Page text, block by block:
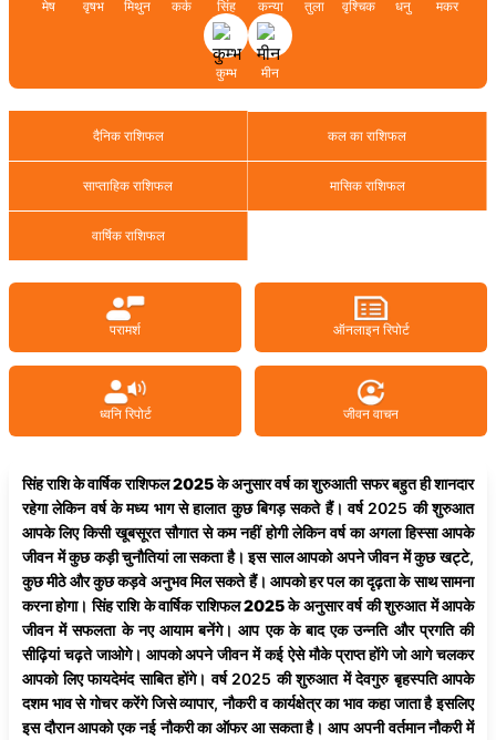
मेष वृषभ मिथुन कर्क सिंह कन्या तुला वृश्चिक धनु मकर
कुम्भ मीन
दैनिक राशिफल कल का राशिफल
साप्ताहिक राशिफल मासिक राशिफल
वार्षिक राशिफल
परामर्श ऑनलाइन रिपोर्ट
ध्वनि रिपोर्ट जीवन वाचन
सिंह राशि केवार्षिकराशिफल 2025के अनुसार वर्ष का शुरुआती सफर बहुत ही शानदार
रहेगा लेकिन वर्ष के मध्य भाग से हालात कुछ बिगड़ सकते हैं। वर्ष 2025 की शुरुआत
आपके लिए किसी खूबसूरत सौगात से कम नहीं होगी लेकिन वर्ष का अगला हिस्सा आपके
जीवन में कुछ कड़ी चुनौतियां ला सकता है। इस साल आपको अपने जीवन में कुछ खट्टे,
कुछ मीठे और कुछ कड़वे अनुभव मिल सकते हैं। आपको हर पल का दृढ़ता के साथ सामना
करना होगा।सिंह राशि के वार्षिक राशिफल 2025के अनुसार वर्ष की शुरुआत में आपके
जीवन में सफलता के नए आयाम बनेंगे। आप एक के बाद एक उन्नति और प्रगति की
सीढ़ियां चढ़ते जाओगे। आपको अपने जीवन में कई ऐसे मौके प्राप्त होंगे जो आगे चलकर
आपको लिए फायदेमंद साबित होंगे। वर्ष 2025 की शुरुआत में देवगुरु बृहस्पति आपके
दशम भाव से गोचर करेंगे जिसे व्यापार, नौकरी व कार्यक्षेत्र का भाव कहा जाता है इसलिए
इस दौरान आपको एक नई नौकरी का ऑफर आ सकता है। आप अपनी वर्तमान नौकरी में